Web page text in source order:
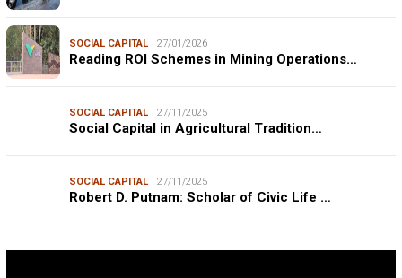
SOCIAL CAPITAL 27/01/2026
Reading ROI Schemes in Mining Operations…
SOCIAL CAPITAL 27/11/2025
Social Capital in Agricultural Tradition…
SOCIAL CAPITAL 27/11/2025
Robert D. Putnam: Scholar of Civic Life …